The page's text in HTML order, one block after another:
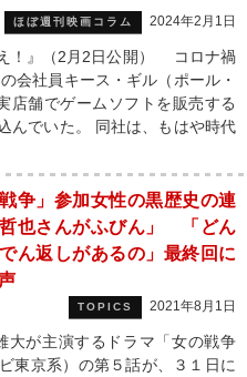
ほぼ週刊映画コラム 2024年2月1日
！』（2月2日公開） コロナ禍
会社員キース・ギル（ポール・
店舗でゲームソフトを販売する
んでいた。 同社は、もはや時代
戦争」参加女性の黒歴史の連
也さんがふびん」 「どん
ん返しがあるの」最終回に
TOPICS 2021年8月1日
が主演するドラマ「女の戦争
東京系）の第５話が、３１日に